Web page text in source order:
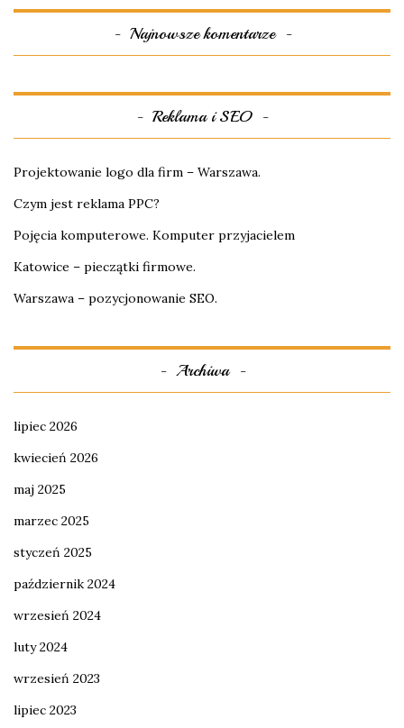
Najnowsze komentarze
Reklama i SEO
Projektowanie logo dla firm – Warszawa.
Czym jest reklama PPC?
Pojęcia komputerowe. Komputer przyjacielem
Katowice – pieczątki firmowe.
Warszawa – pozycjonowanie SEO.
Archiwa
lipiec 2026
kwiecień 2026
maj 2025
marzec 2025
styczeń 2025
październik 2024
wrzesień 2024
luty 2024
wrzesień 2023
lipiec 2023